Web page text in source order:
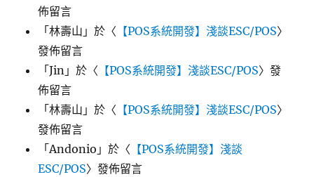
佈留言
「林壽山 」於〈 【POS系統開發】淺談ESC/POS〉
發佈留言
「Jin 」於〈 【POS系統開發】淺談ESC/POS〉發
佈留言
「林壽山 」於〈 【POS系統開發】淺談ESC/POS〉
發佈留言
「Andonio 」於〈 【POS系統開發】淺談
ESC/POS〉發佈留言